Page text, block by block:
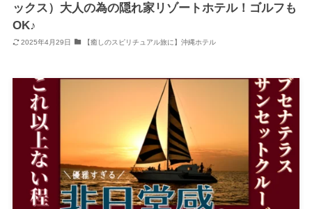
ックス）大人の為の隠れ家リゾートホテル！ゴルフも
OK♪
2025年4月29日 【癒しのスピリチュアル旅に】沖縄ホテル